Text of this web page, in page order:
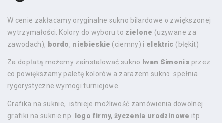
W cenie zakładamy oryginalne sukno bilardowe o zwiększonej
wytrzymałości. Kolory do wyboru to zielone (używane za
zawodach), bordo, niebieskie (ciemny) i elektric (błękit)
Za dopłatą możemy zainstalować sukno Iwan Simonis przez
co powiększamy paletę kolorów a zarazem sukno spełnia
rygorystyczne wymogi turniejowe.
Grafika na suknie, istnieje możliwość zamówienia dowolnej
grafiki na suknie np. logo firmy, życzenia urodzinowe itp